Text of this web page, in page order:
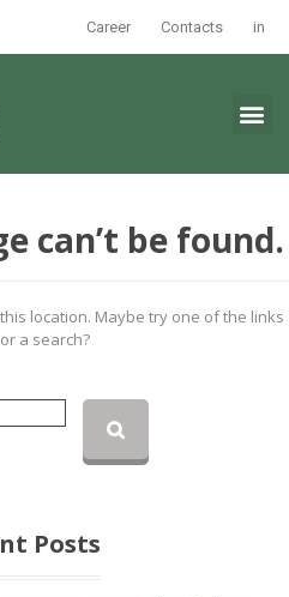
Career Contacts in
can’t be found.
location. Maybe try one of the links
a search?
Posts